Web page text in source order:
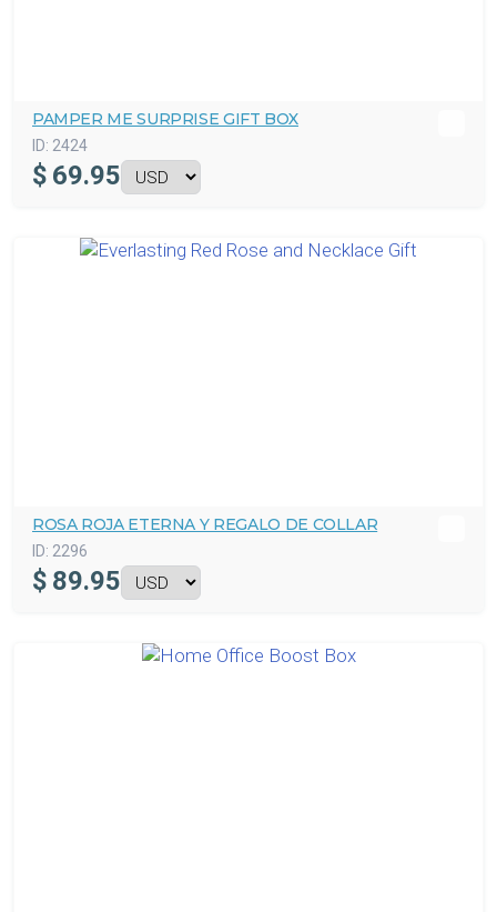
PAMPER ME SURPRISE GIFT BOX
ID: 2424
$ 69.95
ROSA ROJA ETERNA Y REGALO DE COLLAR
ID: 2296
$ 89.95